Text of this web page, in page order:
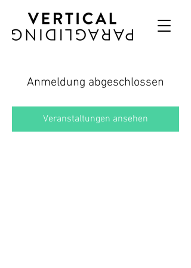
Anmeldung abgeschlossen
Veranstaltungen ansehen